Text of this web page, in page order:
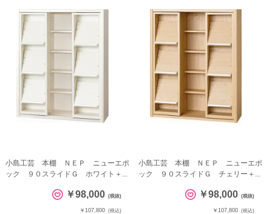
小島工芸 本棚 ＮＥＰ ニューエポ
ック ９０スライドＧ ホワイト＋...
￥98,000 (税抜)
￥107,800 (税込)
小島工芸 本棚 ＮＥＰ ニューエポ
ック ９０スライドＧ チェリー＋...
￥98,000 (税抜)
￥107,800 (税込)